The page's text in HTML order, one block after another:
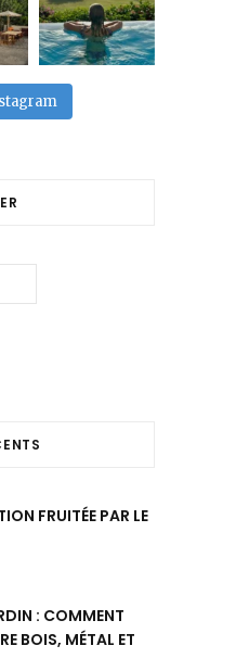
FRUITÉE PAR LE
: COMMENT
BOIS, MÉTAL ET